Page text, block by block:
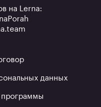
на Lerna:
данных
программы